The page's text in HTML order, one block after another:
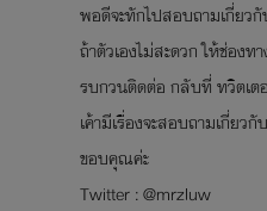
พอดีจะทักไปสอบถามเกี่ยว
ถ้าตัวเองไม่สะดวก ให้ช่องท
รบกวนติดต่อ กลับที่ ทวิตเต
เค้ามีเรื่องจะสอบถามเกี่ยวกั
ขอบคุณค่ะ
Twitter : @mrzluw